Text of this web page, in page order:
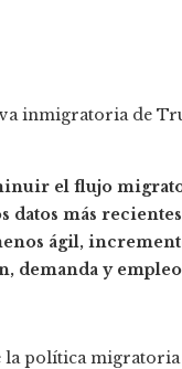
el flujo
datos más
ágil,
demanda y
la política